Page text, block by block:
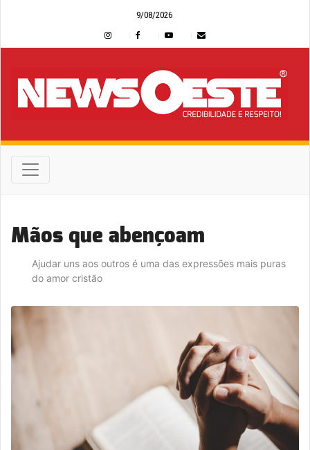
9/08/2026
Mãos que abençoam
Ajudar uns aos outros é uma das expressões mais puras
do amor cristão